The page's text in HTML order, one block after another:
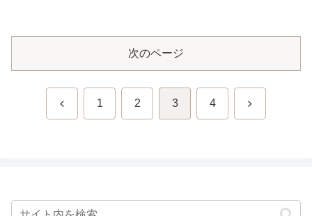
次のページ
前 1 2 3 4 次